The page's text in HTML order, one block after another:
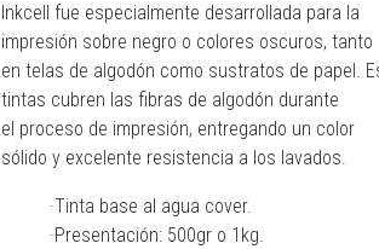
Inkcell fue especialmente desarrollada para la
impresión sobre negro o colores oscuros, tanto
en telas de algodón como sustratos de papel.
tintas cubren las fibras de algodón durante
el proceso de impresión, entregando un color
sólido y excelente resistencia a los lavados.
·Tinta base al agua cover.
·Presentación: 500gr o 1kg.